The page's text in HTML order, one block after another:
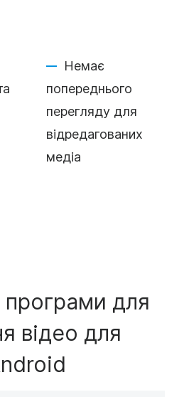
Немає
попереднього
перегляду для
відредагованих
медіа
програми для
відео для